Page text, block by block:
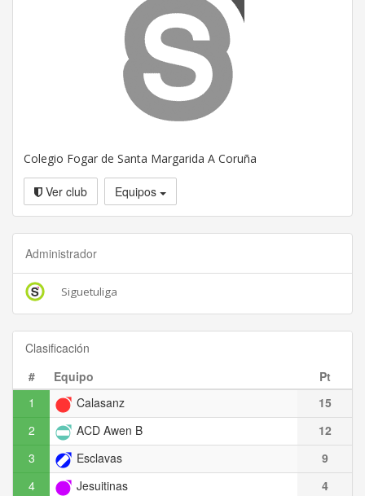
Colegio Fogar de Santa Margarida A Coruña
Ver club Equipos
Administrador
Siguetuliga
Clasificación
#
Equipo
Pt
1
Calasanz
15
2
ACD Awen B
12
3
Esclavas
9
4
Jesuitinas
4